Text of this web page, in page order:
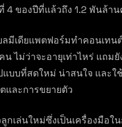
4 ของปีที่แล้วถึง 1.2 พันล้า
ลมีเดียแพตฟอร์มทำคอนเทน
น ไม่ว่าจะอายุเท่าไหร่ แถมยั
แบบที่สดใหม่ น่าสนใจ และใ
และการขยายตัว
กเล่นใหม่ซึ่งเป็นเครื่องมือใ